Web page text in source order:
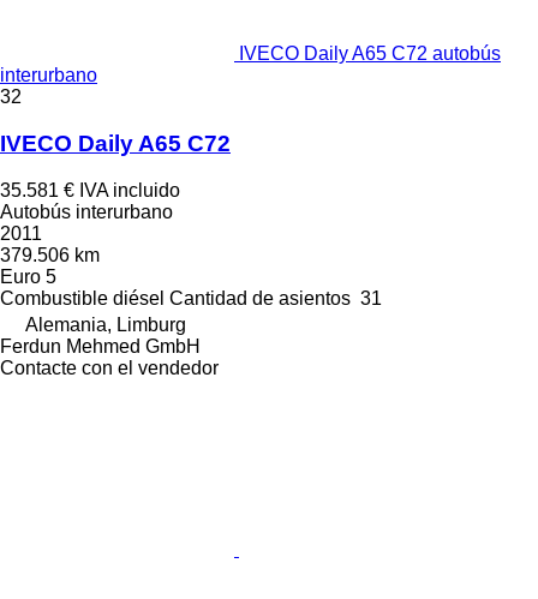
IVECO Daily A65 C72 autobús
interurbano
32
IVECO Daily A65 C72
35.581 € IVA incluido
Autobús interurbano
2011
379.506 km
Euro 5
Combustible diésel Cantidad de asientos 31
Alemania, Limburg
Ferdun Mehmed GmbH
Contacte con el vendedor